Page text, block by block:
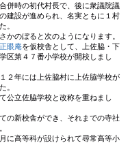
併時の初代村長で、後に衆議院議
建設が進められ、名実ともに１村
。
かのぼると次のようになります。
正眼庵を仮校舎として、上佐脇・下
区第４７番小学校が開校しまし
２年には上佐脇村に上佐脇学校が
。
公立佐脇学校と改称を重ねまし
の新校舎ができ、それまでの寺社
に高等科が設けられて尋常高等小